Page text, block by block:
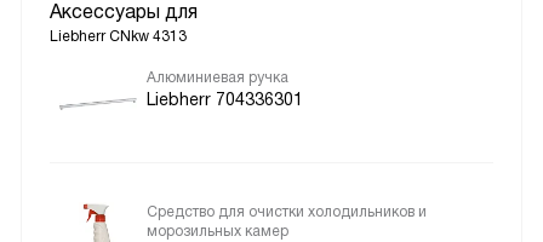
Аксессуары для
Liebherr CNkw 4313
Алюминиевая ручка
Liebherr 704336301
Средство для очистки холодильников и
морозильных камер